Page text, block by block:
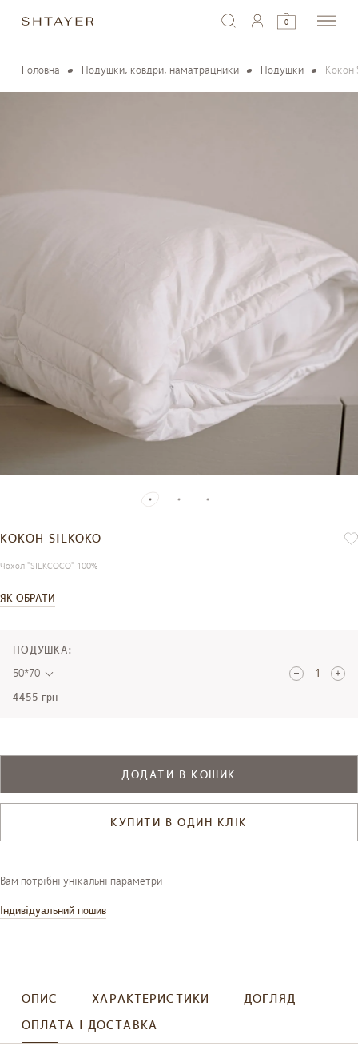
0
Головна Подушки, ковдри, наматрацники Подушки Кокон
КОКОН SILKOKO
Чохол "SILKCOCO" 100%
ЯК ОБРАТИ
ПОДУШКА:
50*70
4455 грн
ДОДАТИ В КОШИК
КУПИТИ В ОДИН КЛІК
Вам потрібні унікальні параметри
Індивідуальний пошив
ОПИС ХАРАКТЕРИСТИКИ
ДОГЛЯД
ОПЛАТА І ДОСТАВКА